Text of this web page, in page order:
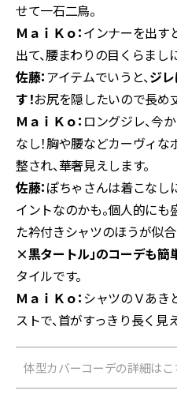
せて一石二鳥。
ＭａｉＫｏ：インナーを出す
出て、腰まわりの目くらまし
佐藤：アイテムでいうと、ジ
す！お尻を隠したいので長め
ＭａｉＫｏ： ロングジレ、今
なし！胸や腰などカーヴィ
整され、華奢見えします。
佐藤：ぽちゃさんは着こなし
イントなのかも。個人的に
た衿付きシャツのほうが似
×黒タートル」のコーデも簡
タイルです。
ＭａｉＫｏ：シャツのＶあき
ストで、首がすっきり長く見
体型カバーコーデの詳細はこ